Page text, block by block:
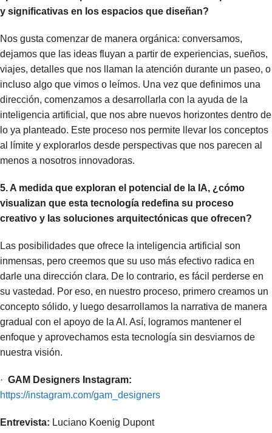
y significativas en los espacios que diseñan?
Nos gusta comenzar de manera orgánica: conversamos,
dejamos que las ideas fluyan a partir de experiencias, sueños,
viajes, detalles que nos llaman la atención durante un paseo, o
incluso algo que vimos o leímos. Una vez que definimos una
dirección, comenzamos a desarrollarla con la ayuda de la
inteligencia artificial, que nos abre nuevos horizontes dentro de
lo ya planteado. Este proceso nos permite llevar los conceptos
al límite y explorarlos desde perspectivas que nos parecen al
menos a nosotros innovadoras.
5. A medida que exploran el potencial de la IA, ¿cómo
visualizan que esta tecnología redefina su proceso
creativo y las soluciones arquitectónicas que ofrecen?
Las posibilidades que ofrece la inteligencia artificial son
inmensas, pero creemos que su uso más efectivo radica en
darle una dirección clara. De lo contrario, es fácil perderse en
su vastedad. Por eso, en nuestro proceso, primero creamos un
concepto sólido, y luego desarrollamos la narrativa de manera
gradual con el apoyo de la AI. Así, logramos mantener el
enfoque y aprovechamos esta tecnología sin desviarnos de
nuestra visión.
· GAM Designers Instagram:
https://instagram.com/gam_designers
Entrevista: Luciano Koenig Dupont